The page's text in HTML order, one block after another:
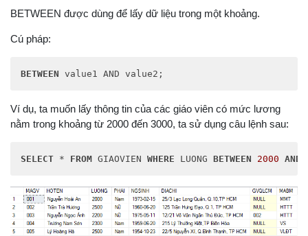
values ( '009',N 'Trần Hoàng nam' 2000.0
Insert
Into
GO
--Cập nhật thêm dữ liệu cho bảng GIAOVIEN
where (MAGV = '001')
update GIAOVIEN
update
GIAOVIEN
where (MAGV = '003')
update GIAOVIEN
set MABM =
'VS'
where (MAGV = '004')
BETWEEN được dùng để lấy dữ liệu trong một khoảng.
Cú pháp:
BETWEEN value1 AND value2;
Ví dụ, ta muốn lấy thông tin của các giáo viên có mức lương
nằm trong khoảng từ 2000 đến 3000, ta sử dụng câu lệnh sau:
SELECT * FROM GIAOVIEN WHERE LUONG BETWEEN 2000 AND